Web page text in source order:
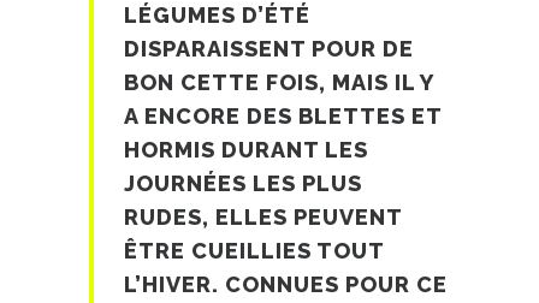
LÉGUMES D’ÉTÉ
DISPARAISSENT POUR DE
BON CETTE FOIS, MAIS IL Y
A ENCORE DES BLETTES ET
HORMIS DURANT LES
JOURNÉES LES PLUS
RUDES, ELLES PEUVENT
ÊTRE CUEILLIES TOUT
L’HIVER. CONNUES POUR CE